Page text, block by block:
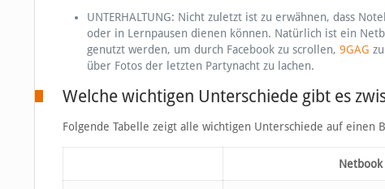
UNTERHALTUNG: Nicht zuletzt ist zu erwähnen, dass
oder in Lernpausen dienen können. Natürlich ist ein
genutzt werden, um durch Facebook zu scrollen, 9GAG
über Fotos der letzten Partynacht zu lachen.
Welche wichtigen Unterschiede gibt es
Folgende Tabelle zeigt alle wichtigen Unterschiede auf einen
Netbook